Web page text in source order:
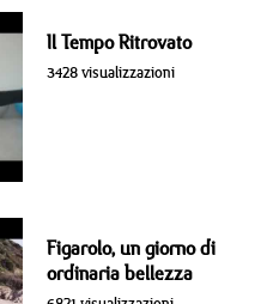
Il Tempo Ritrovato
3428 visualizzazioni
Figarolo, un giorno di
ordinaria bellezza